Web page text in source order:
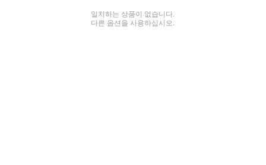
일치하는 상품이 없습니다.
다른 옵션을 사용하십시오.